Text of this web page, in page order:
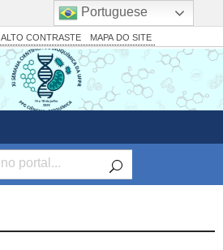
Simplifique!
Comunica BR
Participe
Acesso à informação
Canais
ALTO CONTRASTE MAPA DO SITE
Portuguese